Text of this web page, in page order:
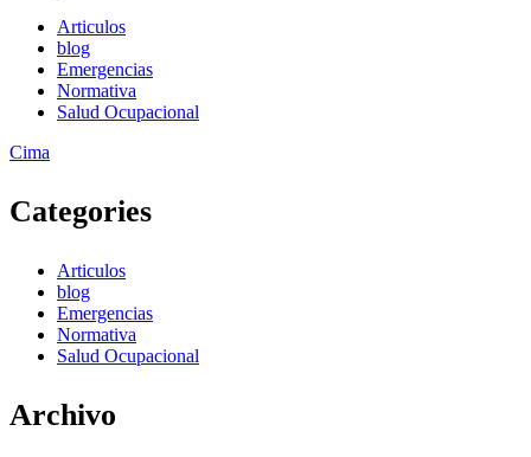
Articulos
blog
Emergencias
Normativa
Salud Ocupacional
Cima
Categories
Articulos
blog
Emergencias
Normativa
Salud Ocupacional
Archivo